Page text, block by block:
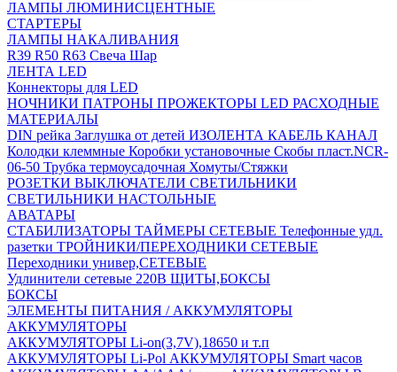
ЛАМПЫ ЛЮМИНИСЦЕНТНЫЕ
СТАРТЕРЫ
ЛАМПЫ НАКАЛИВАНИЯ
R39 R50 R63 Свеча Шар
ЛЕНТА LED
Коннекторы для LED
НОЧНИКИ ПАТРОНЫ ПРОЖЕКТОРЫ LED РАСХОДНЫЕ
МАТЕРИАЛЫ
DIN рейка Заглушка от детей ИЗОЛЕНТА КАБЕЛЬ КАНАЛ
Колодки клеммные Коробки установочные Скобы пласт.NCR-
06-50 Трубка термоусадочная Хомуты/Стяжки
РОЗЕТКИ ВЫКЛЮЧАТЕЛИ СВЕТИЛЬНИКИ
СВЕТИЛЬНИКИ НАСТОЛЬНЫЕ
АВАТАРЫ
СТАБИЛИЗАТОРЫ ТАЙМЕРЫ СЕТЕВЫЕ Телефонные удл.
разетки ТРОЙНИКИ/ПЕРЕХОДНИКИ СЕТЕВЫЕ
Переходники универ,СЕТЕВЫЕ
Удлинители сетевые 220В ЩИТЫ,БОКСЫ
БОКСЫ
ЭЛЕМЕНТЫ ПИТАНИЯ / АККУМУЛЯТОРЫ
АККУМУЛЯТОРЫ
АККУМУЛЯТОРЫ Li-on(3,7V),18650 и т.п
АККУМУЛЯТОРЫ Li-Pol АККУМУЛЯТОРЫ Smart часов